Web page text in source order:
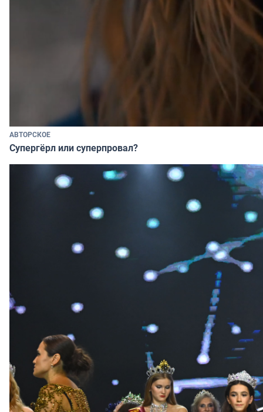
АВТОРСКОЕ
Супергёрл или суперпровал?